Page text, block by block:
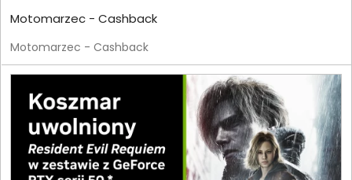
Motomarzec - Cashback
Motomarzec - Cashback